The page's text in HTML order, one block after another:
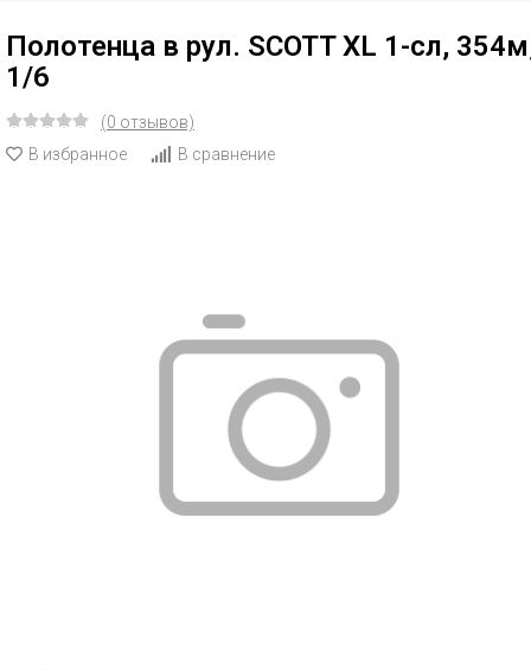
Полотенца в рул. SCOTT XL 1-сл,
1/6
(0 отзывов)
В избранное
В сравнение